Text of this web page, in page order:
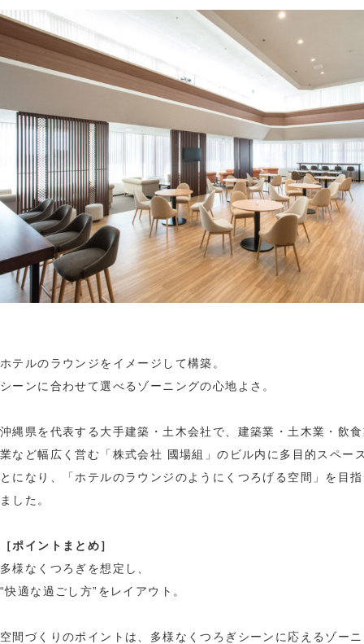
ホテルのラウンジをイメージして構築。
シーンに合わせて選べるゾーニングの心地よさ。
沖縄県を代表する大手建築・土木会社で、建築業・土木業・飲
業など幅広く営む「株式会社 國場組」のビル内に多目的スペー
とになり、「ホテルのラウンジのようにくつろげる空間」を目
ました。
［ポイントまとめ］
多様なくつろぎを想定し、
“快適な過ごし方”をレイアウト。
空間づくりのポイントは、多様なくつろぎシーンに応えるゾー